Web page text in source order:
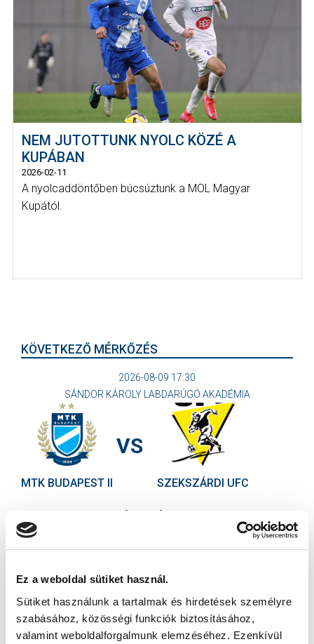
Ez a weboldal sütiket használ.
Sütiket használunk a tartalmak és hirdetések személyre
szabásához, közösségi funkciók biztosításához,
valamint weboldalforgalmunk elemzéséhez. Ezenkívül
NEM JUTOTTUNK NYOLC KÖZÉ A
KUPÁBAN
2026-02-11
A nyolcaddöntőben búcsúztunk a MOL Magyar
Kupától.
KÖVETKEZŐ MÉRKŐZÉS
2026-08-09 17:30
SÁNDOR KÁROLY LABDARÚGÓ AKADÉMIA
MTK BUDAPEST II
VS
SZEKSZÁRDI UFC
Ne maradjon le egy eseményről sem! Iratkozzon fel ingyenes